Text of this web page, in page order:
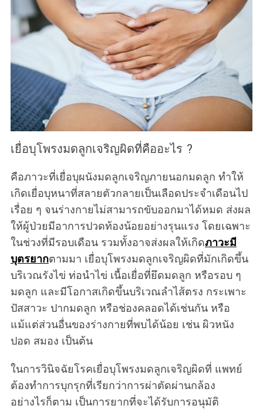
เยื่อบุโพรงมดลูกเจริญผิดที่คืออะไร ?
คือภาวะที่เยื่อบุผนังมดลูกเจริญภายนอกมดลูก ทำให้
เกิดเยื่อบุหนาที่สลายตัวกลายเป็นเลือดประจำเดือนไป
เรื่อย ๆ จนร่างกายไม่สามารถขับออกมาได้หมด ส่งผล
ให้ผู้ป่วยมีอาการปวดท้องน้อยอย่างรุนแรง โดยเฉพาะ
ในช่วงที่มีรอบเดือน รวมทั้งอาจส่งผลให้เกิดภาวะมี
บุตรยากตามมา เยื่อบุโพรงมดลูกเจริญผิดที่มักเกิดขึ้น
บริเวณรังไข่ ท่อนำไข่ เนื้อเยื่อที่ยึดมดลูก หรือรอบ ๆ
มดลูก และมีโอกาสเกิดขึ้นบริเวณลำไส้ตรง กระเพาะ
ปัสสาวะ ปากมดลูก หรือช่องคลอดได้เช่นกัน หรือ
แม้แต่ส่วนอื่นของร่างกายที่พบได้น้อย เช่น ผิวหนัง
ปอด สมอง เป็นต้น
ในการวินิจฉัยโรคเยื่อบุโพรงมดลูกเจริญผิดที่ แพทย์
ต้องทำการบุกรุกที่เรียกว่าการผ่าตัดผ่านกล้อง
อย่างไรก็ตาม เป็นการยากที่จะได้รับการอนุมัติ